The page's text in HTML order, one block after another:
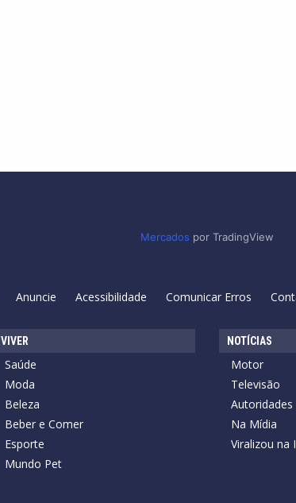
Mercados por TradingView
Anuncie Acessibilidade Comunicar Erros
VIVER
Saúde
Moda
Beleza
Beber e Comer
Esporte
Mundo Pet
NOTÍCIAS
Motor
Televisão
Autoridades
Na Mídia
Viralizou na